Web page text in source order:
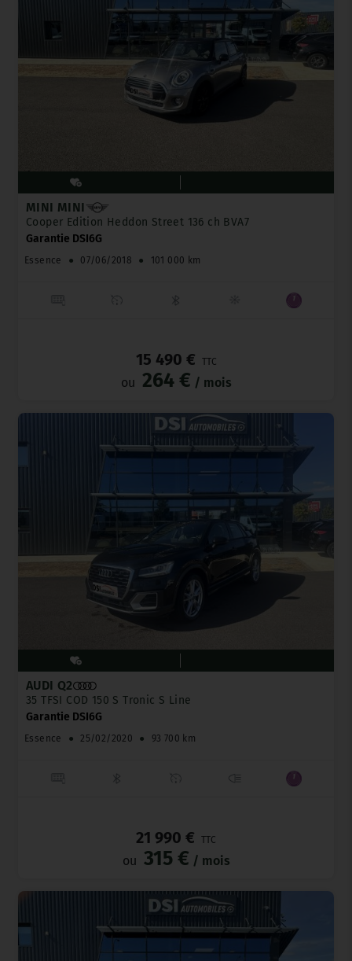
MINI MINI
Cooper Edition Heddon Street 136 ch BVA7
Garantie DSI6G
Essence ● 07/06/2018 ● 101 000 km
15 490 € TTC
ou 264 € / mois
AUDI Q2
35 TFSI COD 150 S Tronic S Line
Garantie DSI6G
Essence ● 25/02/2020 ● 93 700 km
21 990 € TTC
ou 315 € / mois